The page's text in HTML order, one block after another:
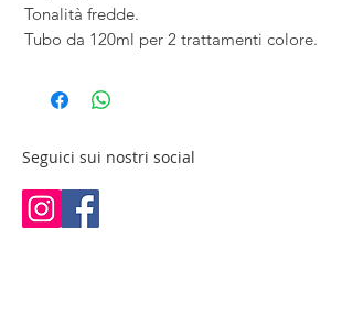
Tonalità fredde.
Tubo da 120ml per 2 trattamenti colore.
Seguici sui nostri social